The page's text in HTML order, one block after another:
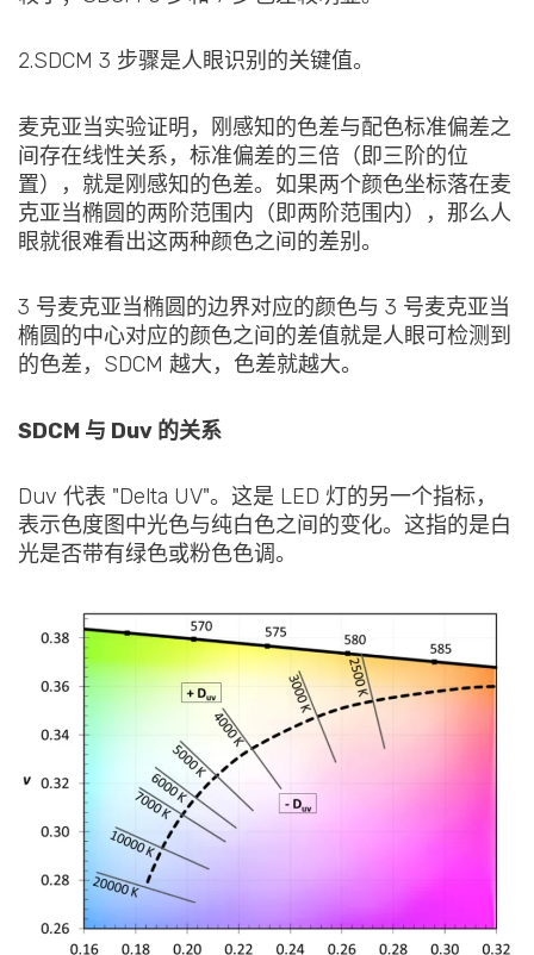
2.SDCM 3 步骤是人眼识别的关键值。
麦克亚当实验证明，刚感知的色差与配色标准偏差之
间存在线性关系，标准偏差的三倍（即三阶的位
置），就是刚感知的色差。如果两个颜色坐标落在麦
克亚当椭圆的两阶范围内（即两阶范围内），那么人
眼就很难看出这两种颜色之间的差别。
3 号麦克亚当椭圆的边界对应的颜色与 3 号麦克亚当
椭圆的中心对应的颜色之间的差值就是人眼可检测到
的色差，SDCM 越大，色差就越大。
SDCM 与 Duv 的关系
Duv 代表 "Delta UV"。这是 LED 灯的另一个指标，
表示色度图中光色与纯白色之间的变化。这指的是白
光是否带有绿色或粉色色调。